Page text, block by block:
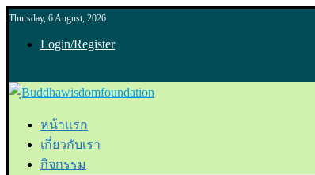
Thursday, 6 August, 2026
Login/Register
หน้าแรก
เกี่ยวกับเรา
กิจกรรม